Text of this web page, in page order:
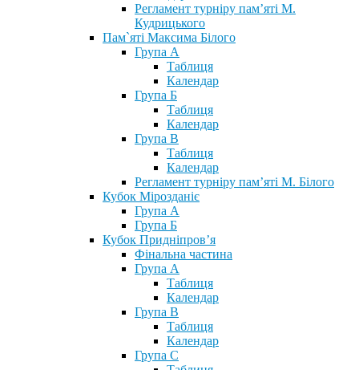
Регламент турніру пам’яті М.
Кудрицького
Пам`яті Максима Білого
Група А
Таблиця
Календар
Група Б
Таблиця
Календар
Група В
Таблиця
Календар
Регламент турніру пам’яті М. Білого
Кубок Мірозданіє
Група А
Група Б
Кубок Придніпров’я
Фінальна частина
Група А
Таблиця
Календар
Група В
Таблиця
Календар
Група С